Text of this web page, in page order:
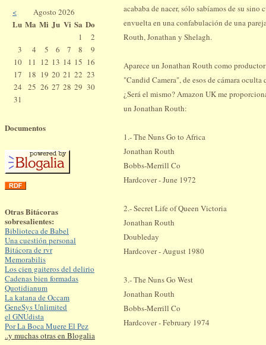
<
Agosto 2026
Lu Ma Mi Ju Vi Sa Do
1
2
3
4 5 6 7 8
9
10
11 12 13 14 15 16
17
18 19 20 21 22 23
24
25 26 27 28 29 30
31
Documentos
Otras Bitácoras
sobresalientes:
Biblioteca de Babel
Una cuestión personal
Bitácora de rvr
Memorabilis
Los cien gaiteros del delirio
Cadenas bien formadas
Quotidianum
La katana de Occam
GeneSys Unlimited
el GNUdista
Por La Boca Muere El Pez
..y muchas otras en Blogalia
acababa de nacer, sólo sabíamos de su sino
envuelta en una confabulación de una
Routh, Jonathan y Shelagh.
Aparece un Jonathan Routh como
"Candid Camera", de esos de cámara oculta
¿Será el mismo? Amazon UK me
un Jonathan Routh:
1.- The Nuns Go to Africa
Jonathan Routh
Bobbs-Merrill Co
Hardcover - June 1972
2.- Secret Life of Queen Victoria
Jonathan Routh
Doubleday
Hardcover - August 1980
3.- The Nuns Go West
Jonathan Routh
Bobbs-Merrill Co
Hardcover - February 1974